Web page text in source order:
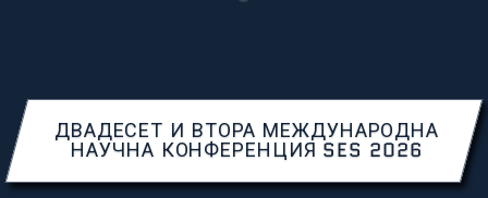
ДВАДЕСЕТ И ВТОРА МЕЖДУНАРОДНА
НАУЧНА КОНФЕРЕНЦИЯ SES 2026